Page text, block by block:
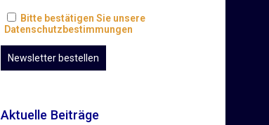
Bitte bestätigen Sie unsere
Datenschutzbestimmungen
Aktuelle Beiträge